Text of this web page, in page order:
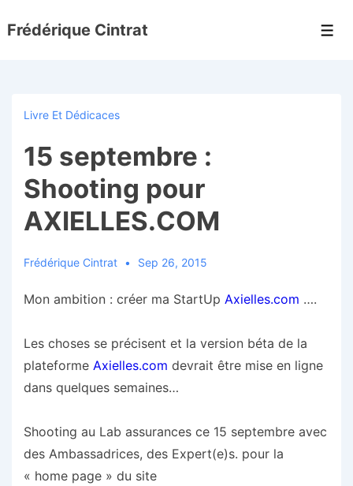
passer
Frédérique Cintrat
Livre Et Dédicaces
15 septembre :
Shooting pour
AXIELLES.COM
Frédérique Cintrat Sep 26, 2015
Mon ambition : créer ma StartUp Axielles.com ….
Les choses se précisent et la version béta de la
plateforme Axielles.com devrait être mise en ligne
dans quelques semaines…
Shooting au Lab assurances ce 15 septembre avec
des Ambassadrices, des Expert(e)s. pour la
« home page » du site